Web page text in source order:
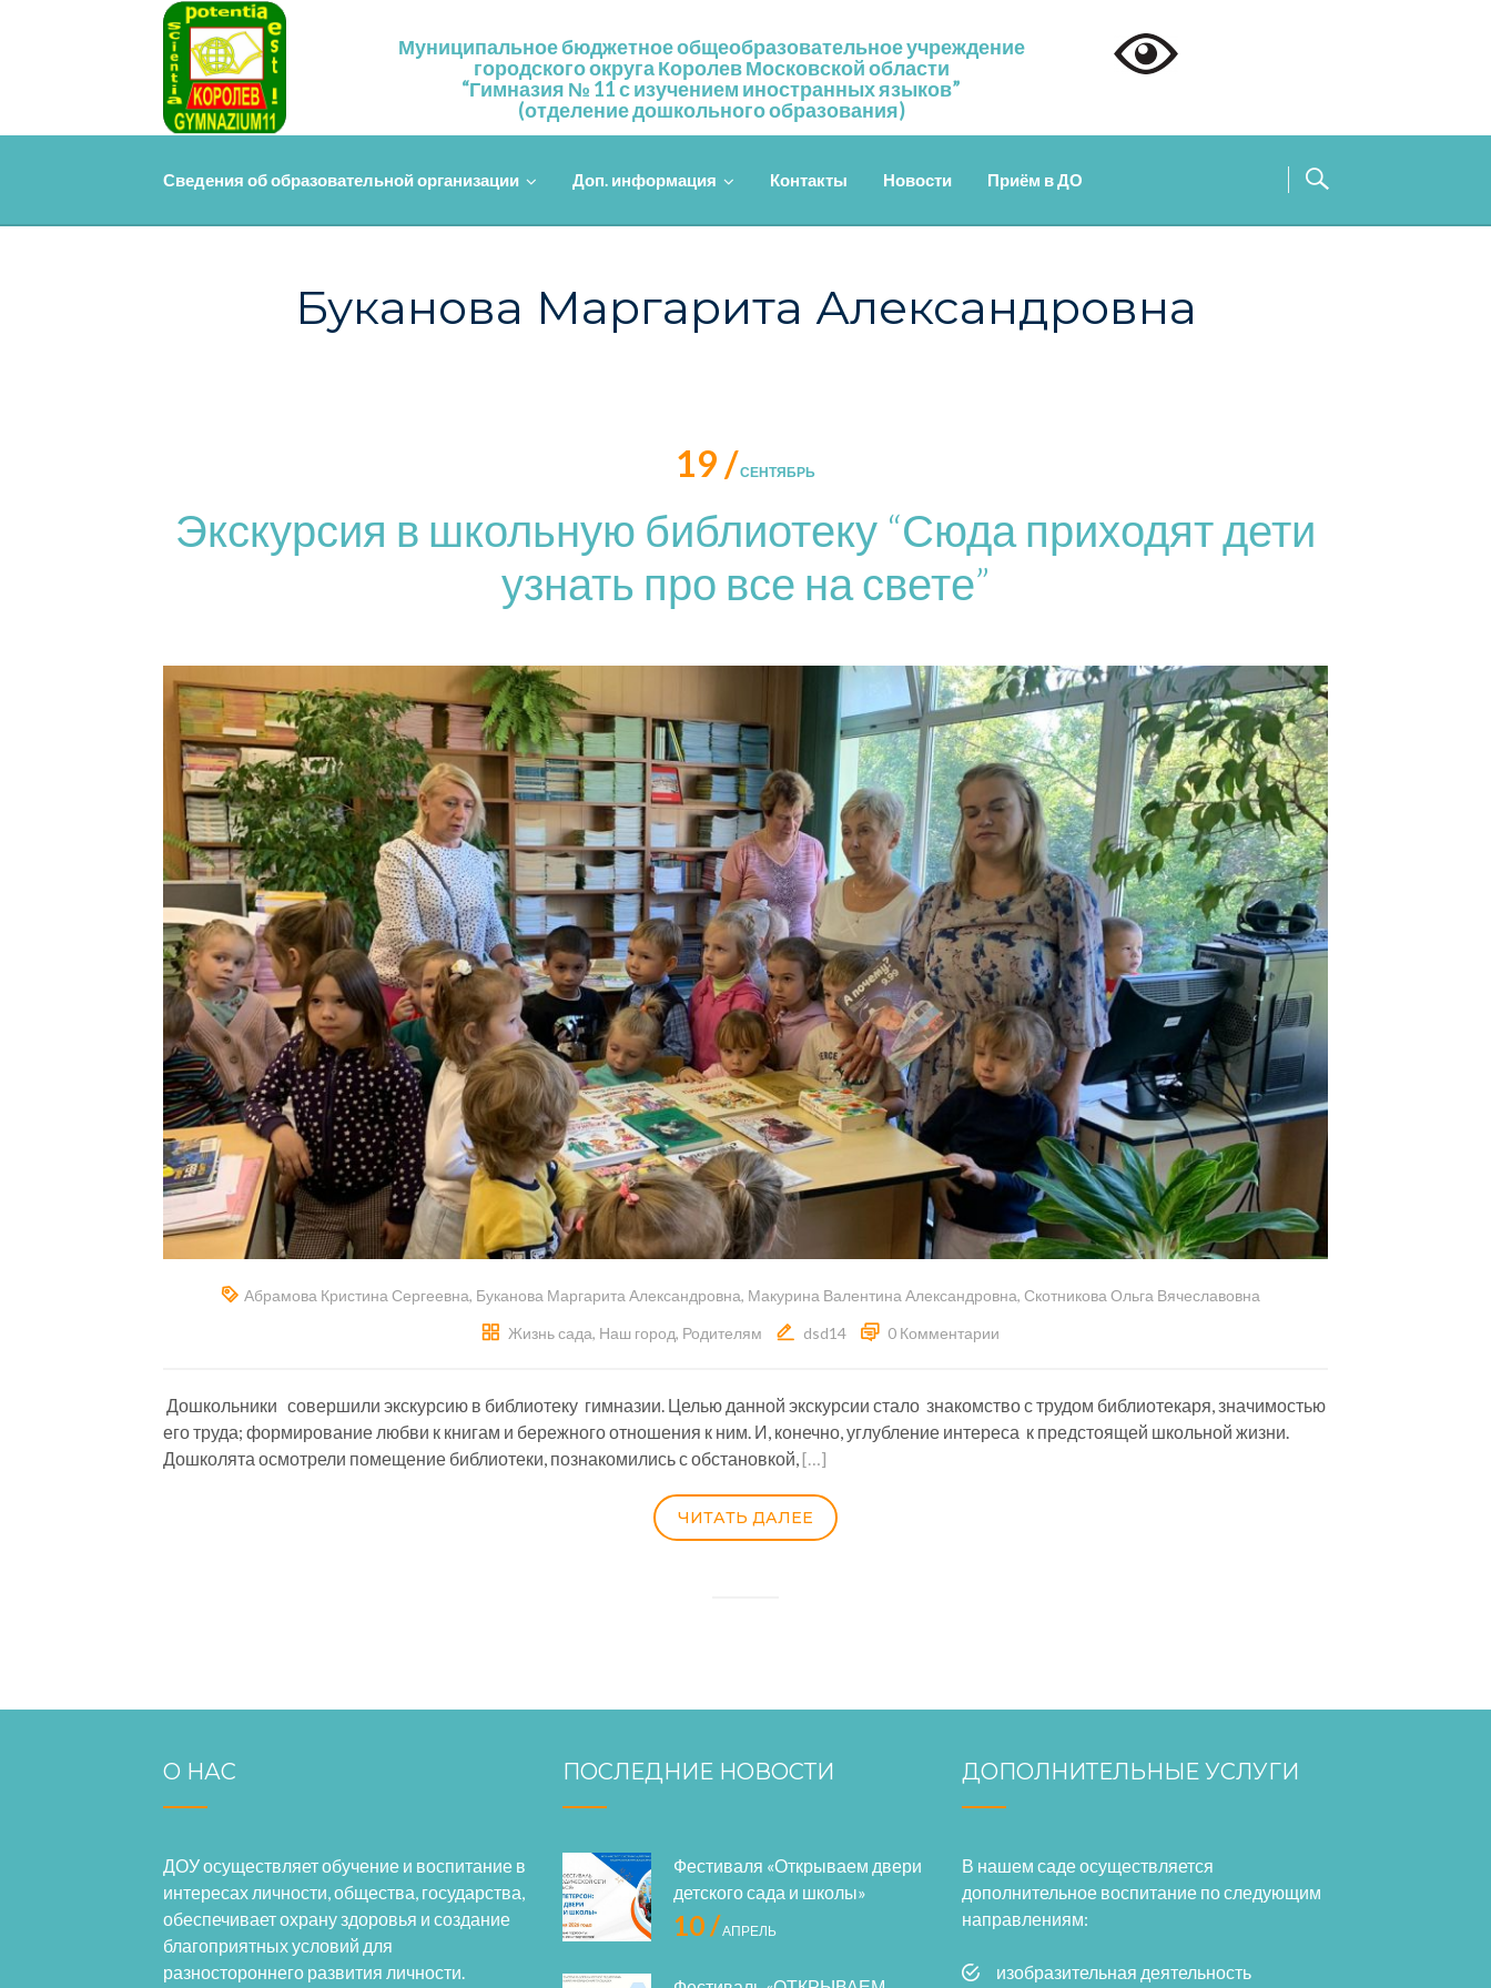
Муниципальное бюджетное общеобразовательное учреждение
городского округа Королев Московской области
“Гимназия № 11 с изучением иностранных языков”
(отделение дошкольного образования)
Контрастный
Сведения об образовательной организации Доп. информация Контакты Новости Приём в ДО
Буканова Маргарита Александровна
19 /СЕНТЯБРЬ
Экскурсия в школьную библиотеку “Сюда приходят дети
узнать про все на свете”
Абрамова Кристина Сергеевна, Буканова Маргарита Александровна, Макурина Валентина Александровна, Скотникова Ольга Вячеславовна
Жизнь сада, Наш город, Родителям dsd14 0 Комментарии
Дошкольники совершили экскурсию в библиотеку гимназии. Целью данной экскурсии стало знакомство с трудом библиотекаря, значимостью
его труда; формирование любви к книгам и бережного отношения к ним. И, конечно, углубление интереса к предстоящей школьной жизни.
Дошколята осмотрели помещение библиотеки, познакомились с обстановкой,[…]
ЧИТАТЬ ДАЛЕЕ
О НАС
ДОУ осуществляет обучение и воспитание в
интересах личности, общества, государства,
обеспечивает охрану здоровья и создание
благоприятных условий для
разностороннего развития личности.
ПОСЛЕДНИЕ НОВОСТИ
Фестиваля «Открываем двери
детского сада и школы»
10 /АПРЕЛЬ
ДОПОЛНИТЕЛЬНЫЕ УСЛУГИ
В нашем саде осуществляется
дополнительное воспитание по следующим
направлениям:
изобразительная деятельность